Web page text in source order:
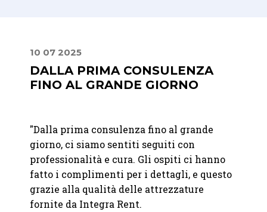
10 07 2025
DALLA PRIMA CONSULENZA
FINO AL GRANDE GIORNO
"Dalla prima consulenza fino al grande
giorno, ci siamo sentiti seguiti con
professionalità e cura. Gli ospiti ci hanno
fatto i complimenti per i dettagli, e questo
grazie alla qualità delle attrezzature
fornite da Integra Rent.